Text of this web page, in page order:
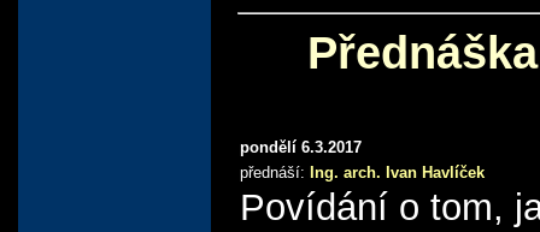
pondělí 6.3.2017
přednáší: Ing. arch. Ivan Havlíček
Povídání o tom,